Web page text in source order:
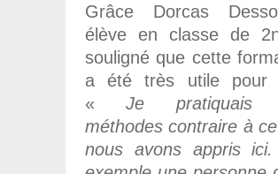
Grâce Dorcas
élève en classe de
souligné que cette
a été très utile pour
«Je pratiquais
méthodes contraire à
nous avons appris